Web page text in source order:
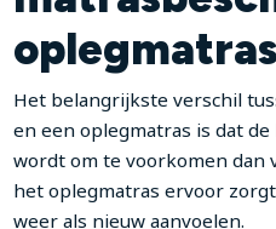
oplegmatras
Het belangrijkste verschil
en een oplegmatras is dat
wordt om te voorkomen dan
het oplegmatras ervoor
weer als nieuw aanvoelen.